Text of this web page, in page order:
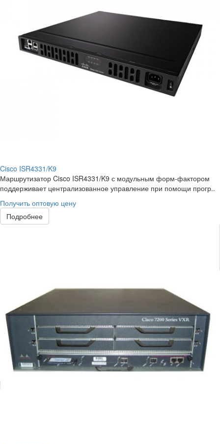
Cisco ISR4331/K9
Маршрутизатор Cisco ISR4331/K9 с модульным форм-фактором
поддерживает централизованное управление при помощи прогр..
Получить оптовую цену
Подробнее